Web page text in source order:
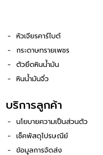
หัวเจียรคาร์ไบต์
กระดาษทรายเพชร
ตัวยึดหินน้ำมัน
หินน้ำมันจิ๋ว
บริการลูกค้า
นโยบายความเป็นส่วนตัว
เช็คพัสดุไปรษณีย์
ข้อมูลการจัดส่ง